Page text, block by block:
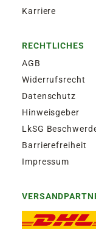
Karriere
RECHTLICHES
AGB
Widerrufsrecht
Datenschutz
Hinweisgeber
LkSG
Barrierefreiheit
Impressum